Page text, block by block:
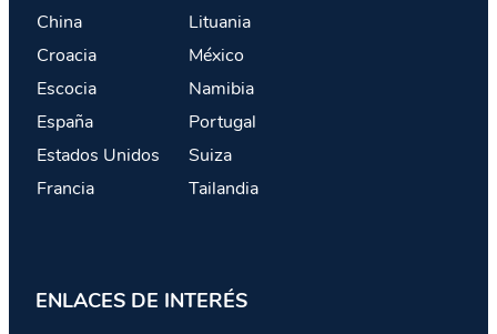
China
Croacia
Escocia
España
Estados Unidos
Francia
Lituania
México
Namibia
Portugal
Suiza
Tailandia
ENLACES DE INTERÉS